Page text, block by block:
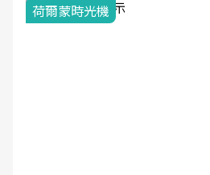
荷爾蒙時光機